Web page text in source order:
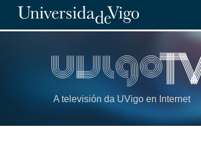
A televisión da UVigo en Internet